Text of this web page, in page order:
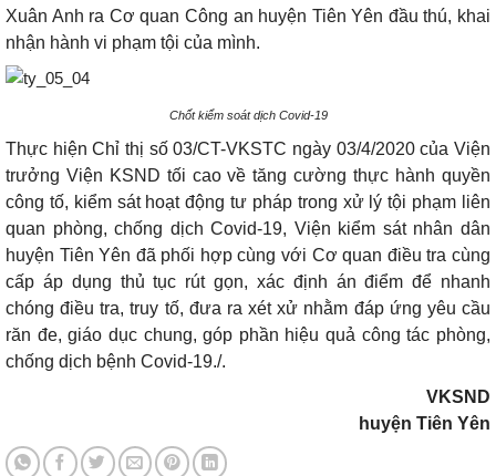
Xuân Anh ra Cơ quan Công an huyện Tiên Yên đầu thú, khai
nhận hành vi phạm tội của mình.
Chốt kiểm soát dịch Covid-19
Thực hiện Chỉ thị số 03/CT-VKSTC ngày 03/4/2020 của Viện
trưởng Viện KSND tối cao về tăng cường thực hành quyền
công tố, kiểm sát hoạt động tư pháp trong xử lý tội phạm liên
quan phòng, chống dịch Covid-19, Viện kiểm sát nhân dân
huyện Tiên Yên đã phối hợp cùng với Cơ quan điều tra cùng
cấp áp dụng thủ tục rút gọn, xác định án điểm để nhanh
chóng điều tra, truy tố, đưa ra xét xử nhằm đáp ứng yêu cầu
răn đe, giáo dục chung, góp phần hiệu quả công tác phòng,
chống dịch bệnh Covid-19./.
VKSND
huyện Tiên Yên